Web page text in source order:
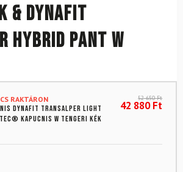
DYNAFIT
Hybrid Pant W
RAKTÁRON
DYNAFIT Transalper Light
kapucnis W tengeri kék
52 650Ft
42 880Ft